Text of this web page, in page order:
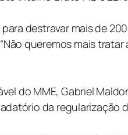
destravar mais de
queremos mais
do MME, Gabriel
da regularização